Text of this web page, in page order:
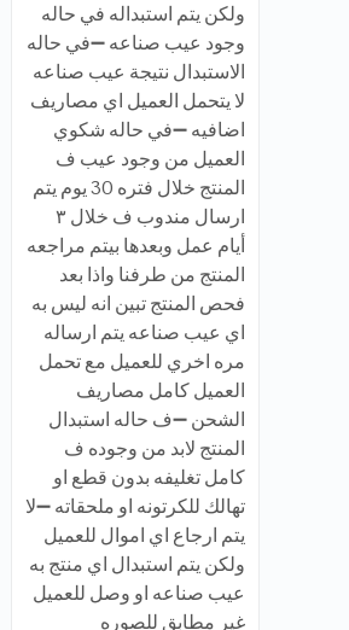
ولكن يتم استبداله في حاله
وجود عيب صناعه ➖في حاله
الاستبدال نتيجة عيب صناعه
لا يتحمل العميل اي مصاريف
اضافيه ➖في حاله شكوي
العميل من وجود عيب ف
المنتج خلال فتره 30 يوم يتم
ارسال مندوب ف خلال ٣
أيام عمل وبعدها بيتم مراجعه
المنتج من طرفنا واذا بعد
فحص المنتج تبين انه ليس به
اي عيب صناعه يتم ارساله
مره اخري للعميل مع تحمل
العميل كامل مصاريف
الشحن ➖ف حاله استبدال
المنتج لابد من وجوده ف
كامل تغليفه بدون قطع او
تهالك للكرتونه او ملحقاته ➖لا
يتم ارجاع اي اموال للعميل
ولكن يتم استبدال اي منتج به
عيب صناعه او وصل للعميل
غير مطابق للصوره